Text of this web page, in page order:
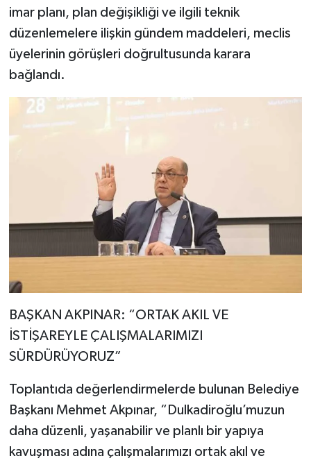
imar planı, plan değişikliği ve ilgili teknik
düzenlemelere ilişkin gündem maddeleri, meclis
üyelerinin görüşleri doğrultusunda karara
bağlandı.
BAŞKAN AKPINAR: “ORTAK AKIL VE
İSTİŞAREYLE ÇALIŞMALARIMIZI
SÜRDÜRÜYORUZ”
Toplantıda değerlendirmelerde bulunan Belediye
Başkanı Mehmet Akpınar, “Dulkadiroğlu’muzun
daha düzenli, yaşanabilir ve planlı bir yapıya
kavuşması adına çalışmalarımızı ortak akıl ve